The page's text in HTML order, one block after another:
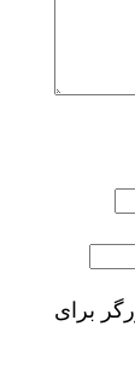
برای